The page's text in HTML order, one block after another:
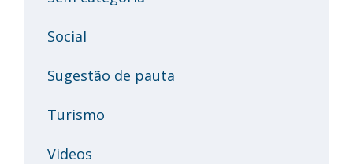
Social
Sugestão de pauta
Turismo
Videos